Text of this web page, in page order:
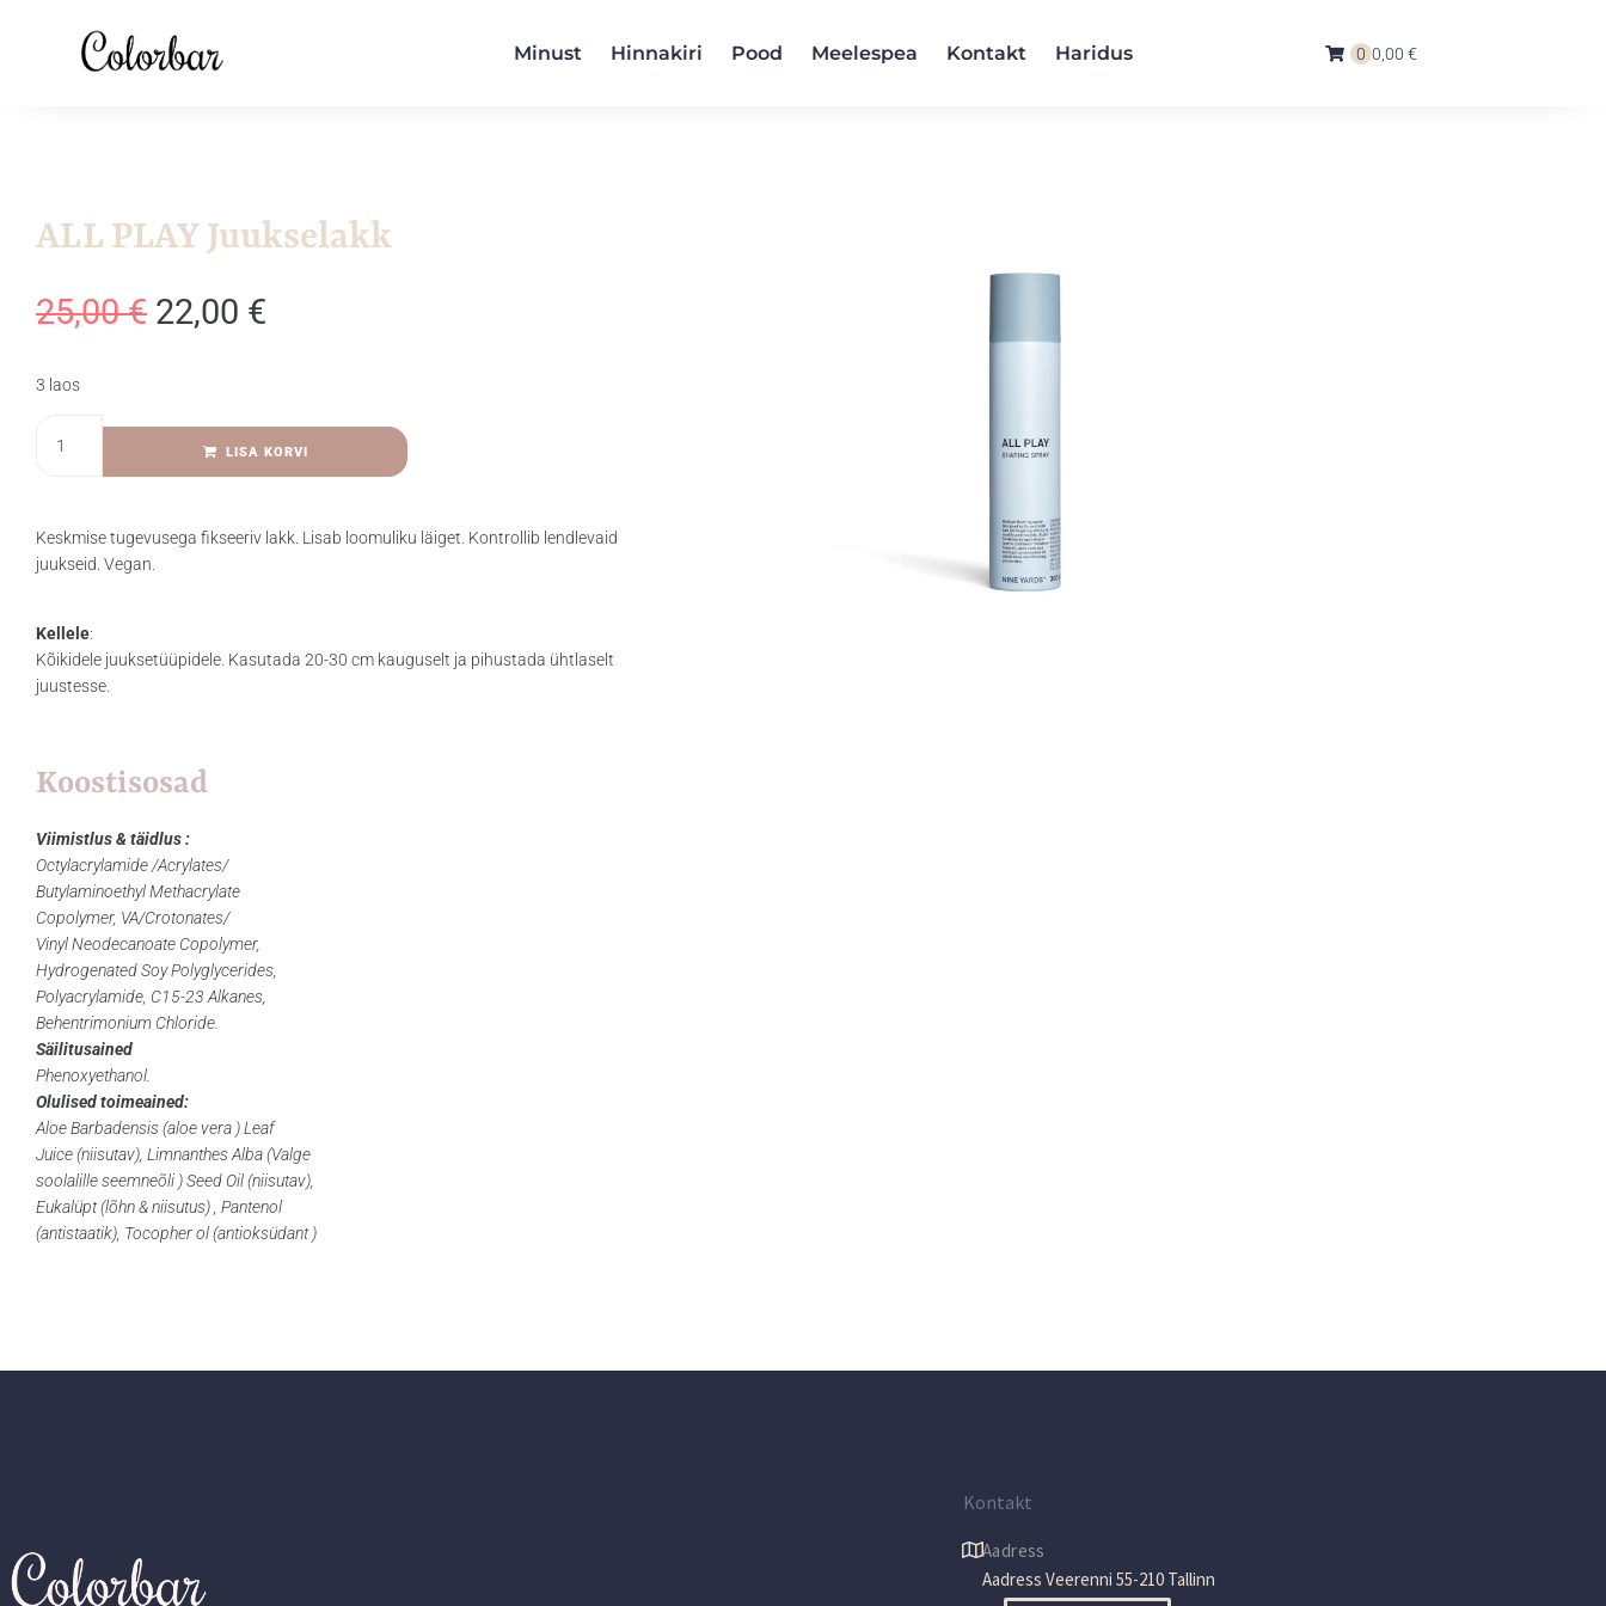
Minust Hinnakiri Pood Meelespea Kontakt Haridus 0 0,00 €
ALL PLAY Juukselakk
25,00€ 22,00 €
3 laos
LISA KORVI
Keskmise tugevusega fikseeriv lakk. Lisab loomuliku läiget. Kontrollib lendlevaid
juukseid. Vegan.
Kellele:
Kõikidele juuksetüüpidele. Kasutada 20-30 cm kauguselt ja pihustada ühtlaselt
juustesse.
Koostisosad
Viimistlus & täidlus :
Octylacrylamide /Acrylates/
Butylaminoethyl Methacrylate
Copolymer, VA/Crotonates/
Vinyl Neodecanoate Copolymer,
Hydrogenated Soy Polyglycerides,
Polyacrylamide, C15-23 Alkanes,
Behentrimonium Chloride.
Säilitusained
Phenoxyethanol.
Olulised toimeained:
Aloe Barbadensis (aloe vera ) Leaf
Juice (niisutav), Limnanthes Alba (Valge
soolalille seemneõli ) Seed Oil (niisutav),
Eukalüpt (lõhn & niisutus) , Pantenol
(antistaatik), Tocopher ol (antioksüdant )
Kontakt
Aadress
Aadress Veerenni 55-210 Tallinn